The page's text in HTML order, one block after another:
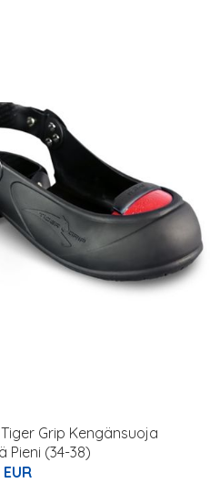
Grip Kengänsuoja
Pieni (34-38)